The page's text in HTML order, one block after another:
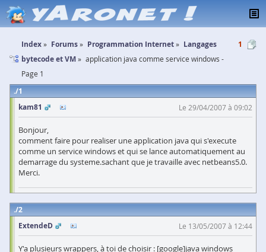
Index Forums Programmation Internet
Langages
bytecode et VM
application java comme service windows -
Page 1
1
1
kam81
Le 29/04/2007 à 09:02
Bonjour,
comment faire pour realiser une application java qui s'execute
comme un service windows et qui se lance automatiquement au
demarrage du systeme.sachant que je travaille avec netbeans5.0.
Merci.
2
ExtendeD
Le 13/05/2007 à 12:44
Y'a plusieurs wrappers, à toi de choisir : [google]java windows